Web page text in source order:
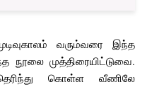
வரும்வரை இந்த
நூலை முத்திரையிட்டுவை.
கொள்ள வீணிலே